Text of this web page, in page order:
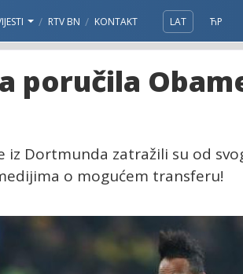
RTV BN KONTAKT LAT ЋР
poručila
iz Dortmunda zatražili su od
o mogućem transferu!